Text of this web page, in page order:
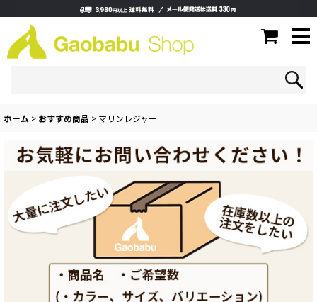
ホーム > おすすめ商品 > マリンレジャー